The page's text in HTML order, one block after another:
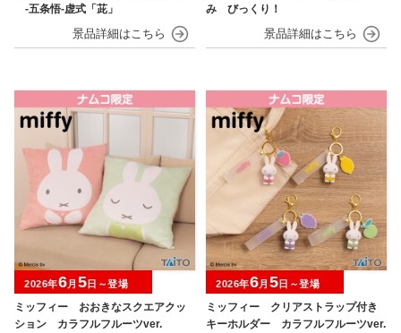
‐五条悟‐虚式「茈」
み びっくり！
ミッフィー おおきなスクエアクッ
ション カラフルフルーツver.
2026年6月 5 日～登場
ミッフィー クリアストラップ付き
キーホルダー カラフルフルーツver.
2026年6月 5 日～登場